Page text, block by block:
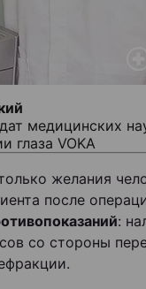
медицинских
глаза VOKA
желания
после
:
со стороны